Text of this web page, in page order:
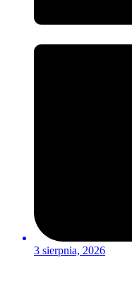
3 sierpnia, 2026